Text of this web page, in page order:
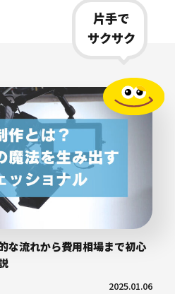
片手で
サクサク
な流れから費用相場まで初心
2025.01.06